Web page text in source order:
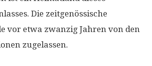
Die zeitgenössische
vor etwa zwanzig Jahren von den
zugelassen.